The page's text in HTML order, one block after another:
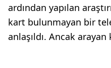
ardından yapılan
kart bulunmayan bir
anlaşıldı. Ancak